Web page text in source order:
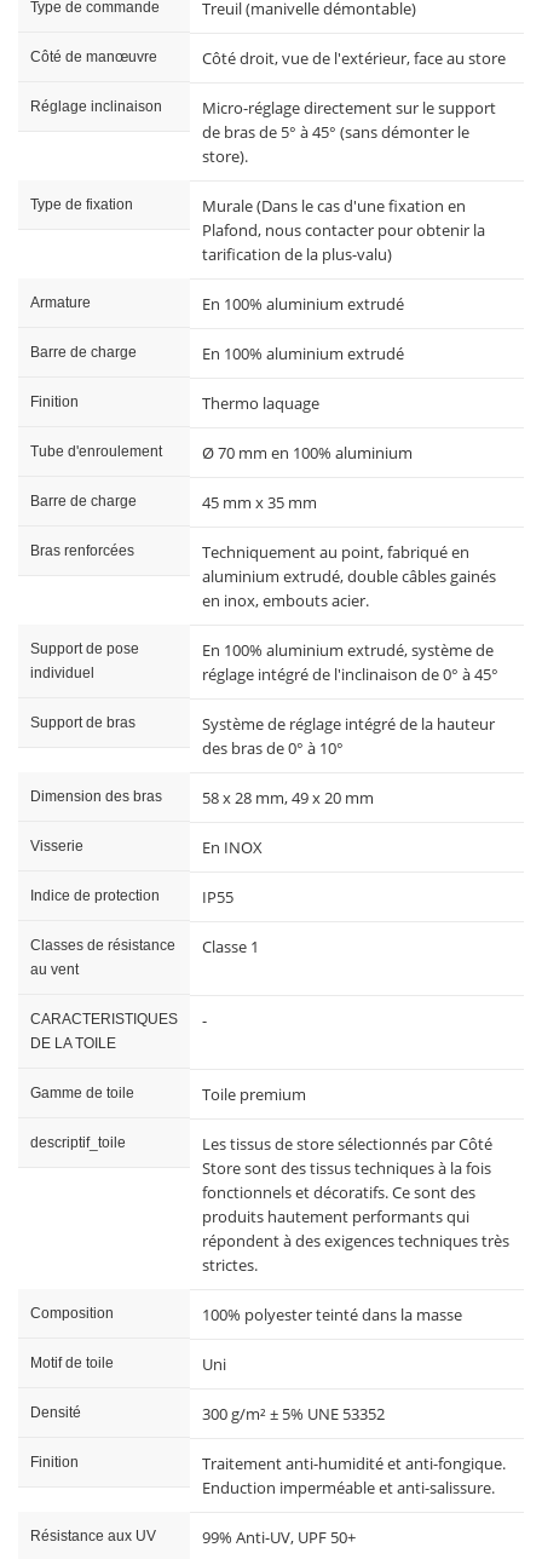
Type de commande Treuil (manivelle démontable)
Côté de manœuvre Côté droit, vue de l'extérieur, face au store
Réglage inclinaison
Micro-réglage directement sur le support
de bras de 5° à 45° (sans démonter le
store).
Type de fixation
Murale (Dans le cas d'une fixation en
Plafond, nous contacter pour obtenir la
tarification de la plus-valu)
Armature En 100% aluminium extrudé
Barre de charge En 100% aluminium extrudé
Finition Thermo laquage
Tube d'enroulement Ø 70 mm en 100% aluminium
Barre de charge 45 mm x 35 mm
Bras renforcées
Techniquement au point, fabriqué en
aluminium extrudé, double câbles gainés
en inox, embouts acier.
Support de pose
individuel
En 100% aluminium extrudé, système de
réglage intégré de l'inclinaison de 0° à 45°
Support de bras
Système de réglage intégré de la hauteur
des bras de 0° à 10°
Dimension des bras 58 x 28 mm, 49 x 20 mm
Visserie En INOX
Indice de protection IP55
Classes de résistance
au vent
Classe 1
CARACTERISTIQUES
DE LA TOILE
-
Gamme de toile Toile premium
descriptif_toile
Les tissus de store sélectionnés par Côté
Store sont des tissus techniques à la fois
fonctionnels et décoratifs. Ce sont des
produits hautement performants qui
répondent à des exigences techniques très
strictes.
Composition 100% polyester teinté dans la masse
Motif de toile Uni
Densité 300 g/m² ± 5% UNE 53352
Finition
Traitement anti-humidité et anti-fongique.
Enduction imperméable et anti-salissure.
Résistance aux UV 99% Anti-UV, UPF 50+